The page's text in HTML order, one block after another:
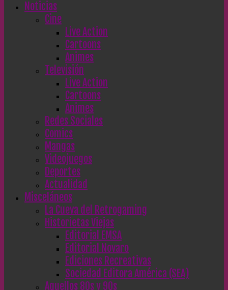
Noticias
Cine
Live Action
Cartoons
Animes
Televisión
Live Action
Cartoons
Animes
Redes Sociales
Comics
Mangas
Videojuegos
Deportes
Actualidad
Misceláneos
La Cueva del Retrogaming
Historietas Viejas
Editorial EMSA
Editorial Novaro
Ediciones Recreativas
Sociedad Editora América (SEA)
Aquellos 80s y 90s